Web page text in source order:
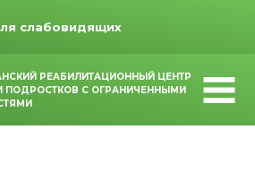
слабовидящих
РЕАБИЛИТАЦИОННЫЙ ЦЕНТР
ПОДРОСТКОВ С ОГРАНИЧЕННЫМИ